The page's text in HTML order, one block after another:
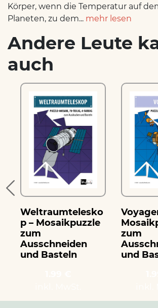
Körper, wenn die Temperatur auf
Planeten, zu dem... mehr lesen
Andere Leute
auch
Weltraumtelesko
p – Mosaikpuzzle
zum
Ausschneiden
und Basteln
zum
und